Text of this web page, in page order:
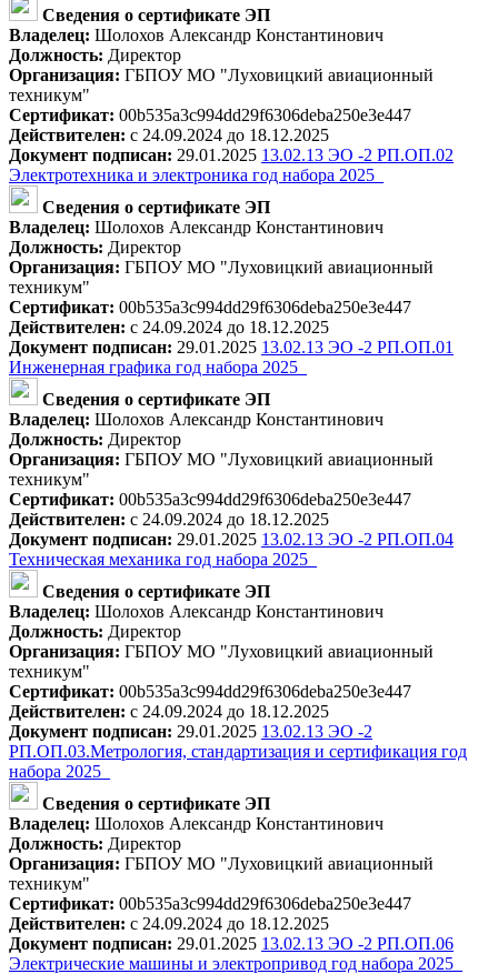
Сведения о сертификате ЭП
Владелец: Шолохов Александр Константинович
Должность: Директор
Организация: ГБПОУ МО "Луховицкий авиационный
техникум"
Сертификат: 00b535a3c994dd29f6306deba250e3e447
Действителен: с 24.09.2024 до 18.12.2025
Документ подписан: 29.01.2025 13.02.13 ЭО -2 РП.ОП.02
Электротехника и электроника год набора 2025_
Сведения о сертификате ЭП
Владелец: Шолохов Александр Константинович
Должность: Директор
Организация: ГБПОУ МО "Луховицкий авиационный
техникум"
Сертификат: 00b535a3c994dd29f6306deba250e3e447
Действителен: с 24.09.2024 до 18.12.2025
Документ подписан: 29.01.2025 13.02.13 ЭО -2 РП.ОП.01
Инженерная графика год набора 2025_
Сведения о сертификате ЭП
Владелец: Шолохов Александр Константинович
Должность: Директор
Организация: ГБПОУ МО "Луховицкий авиационный
техникум"
Сертификат: 00b535a3c994dd29f6306deba250e3e447
Действителен: с 24.09.2024 до 18.12.2025
Документ подписан: 29.01.2025 13.02.13 ЭО -2 РП.ОП.04
Техническая механика год набора 2025_
Сведения о сертификате ЭП
Владелец: Шолохов Александр Константинович
Должность: Директор
Организация: ГБПОУ МО "Луховицкий авиационный
техникум"
Сертификат: 00b535a3c994dd29f6306deba250e3e447
Действителен: с 24.09.2024 до 18.12.2025
Документ подписан: 29.01.2025 13.02.13 ЭО -2
РП.ОП.03.Метрология, стандартизация и сертификация год
набора 2025_
Сведения о сертификате ЭП
Владелец: Шолохов Александр Константинович
Должность: Директор
Организация: ГБПОУ МО "Луховицкий авиационный
техникум"
Сертификат: 00b535a3c994dd29f6306deba250e3e447
Действителен: с 24.09.2024 до 18.12.2025
Документ подписан: 29.01.2025 13.02.13 ЭО -2 РП.ОП.06
Электрические машины и электропривод год набора 2025_